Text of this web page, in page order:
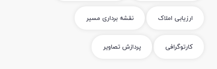
ارزیابی املاک نقشه برداری مسیر
کارتوگرافی پردازش تصاویر